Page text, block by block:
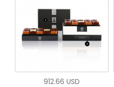
912.66 USD